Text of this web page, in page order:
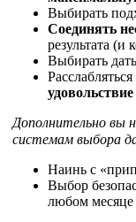
Выбирать
Соединять
результата (и
Выбирать
удовольствие
Дополнительно вы
системам выбора
Наинь с
Выбор
любом месяце